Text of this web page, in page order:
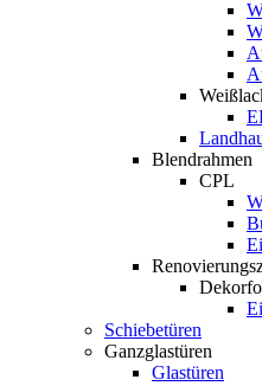
Blendrahmen
CPL
Schiebetüren
Ganzglastüren
Glastüren